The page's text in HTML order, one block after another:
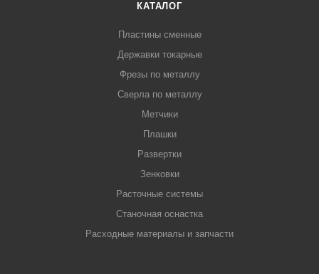
КАТАЛОГ
Пластины сменные
Державки токарные
Фрезы по металлу
Сверла по металлу
Метчики
Плашки
Развертки
Зенковки
Расточные системы
Станочная оснастка
Расходные материалы и запчасти